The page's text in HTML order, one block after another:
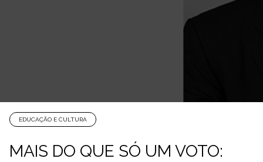
EDUCAÇÃO E CULTURA
MAIS DO QUE SÓ UM VOTO: